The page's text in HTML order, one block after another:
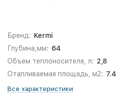
Бренд: Kermi
Глубина,мм: 64
Объем теплоносителя, л: 2,8
Отапливаемая площадь, м2: 7.4
Все характеристики